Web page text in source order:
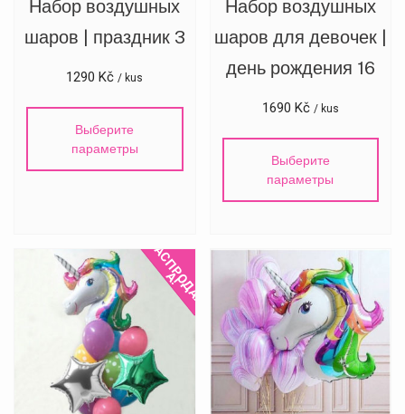
Набор воздушных
шаров | праздник 3
1290 Kč / kus
Выберите
параметры
Набор воздушных
шаров для девочек |
день рождения 16
1690 Kč / kus
Выберите
параметры
Р
А
С
П
Р
О
Д
А
Ж
А
!